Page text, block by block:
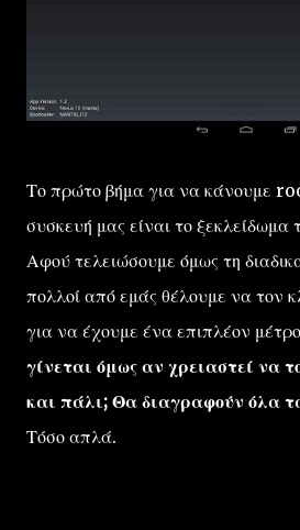
Το πρώτο βήμα για να κάνουμε
συσκευή μας είναι το ξεκλείδωμα
Αφού τελειώσουμε όμως τη
πολλοί από εμάς θέλουμε να τον
για να έχουμε ένα επιπλέον
γίνεται όμως αν χρειαστεί να
και πάλι; Θα διαγραφούν όλα
Τόσο απλά.